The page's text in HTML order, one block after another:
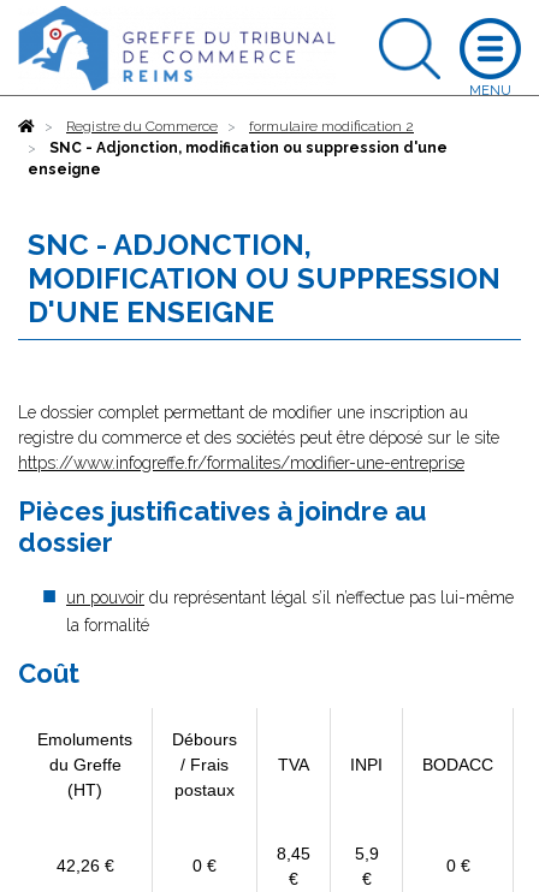
AccueilRegistre du Commerce
formulaire modification 2
SNC - Adjonction, modification ou suppression d'une
enseigne
SNC - ADJONCTION,
MODIFICATION OU SUPPRESSION
D'UNE ENSEIGNE
Le dossier complet permettant de modifier une inscription au
registre du commerce et des sociétés peut être déposé sur le site
https://www.infogreffe.fr/formalites/modifier-une-entreprise
Pièces justificatives à joindre au
dossier
un pouvoir du représentant légal s’il n’effectue pas lui-même
la formalité
Coût
Emoluments
du Greffe
(HT)
Débours
/ Frais
postaux
TVA INPI BODACC
42,26 € 0 €
8,45
€
5,9
€
0 €